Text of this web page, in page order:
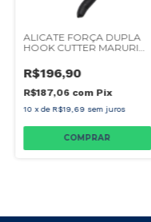
ALICATE FORÇA DUPLA
HOOK CUTTER MARURI
R$196,90
R$187,06 com Pix
10 xde R$19,69 sem juros